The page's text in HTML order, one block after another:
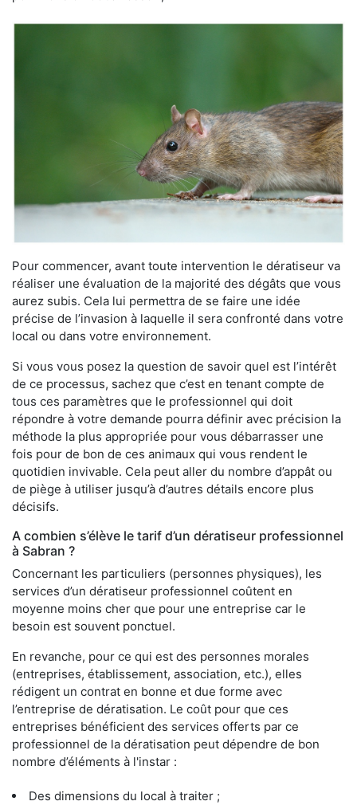
Pour commencer, avant toute intervention le dératiseur va
réaliser une évaluation de la majorité des dégâts que vous
aurez subis. Cela lui permettra de se faire une idée
précise de l’invasion à laquelle il sera confronté dans votre
local ou dans votre environnement.
Si vous vous posez la question de savoir quel est l’intérêt
de ce processus, sachez que c’est en tenant compte de
tous ces paramètres que le professionnel qui doit
répondre à votre demande pourra définir avec précision la
méthode la plus appropriée pour vous débarrasser une
fois pour de bon de ces animaux qui vous rendent le
quotidien invivable. Cela peut aller du nombre d’appât ou
de piège à utiliser jusqu’à d’autres détails encore plus
décisifs.
A combien s’élève le tarif d’un dératiseur professionnel
à Sabran ?
Concernant les particuliers (personnes physiques), les
services d’un dératiseur professionnel coûtent en
moyenne moins cher que pour une entreprise car le
besoin est souvent ponctuel.
En revanche, pour ce qui est des personnes morales
(entreprises, établissement, association, etc.), elles
rédigent un contrat en bonne et due forme avec
l’entreprise de dératisation. Le coût pour que ces
entreprises bénéficient des services offerts par ce
professionnel de la dératisation peut dépendre de bon
nombre d’éléments à l'instar :
Des dimensions du local à traiter ;